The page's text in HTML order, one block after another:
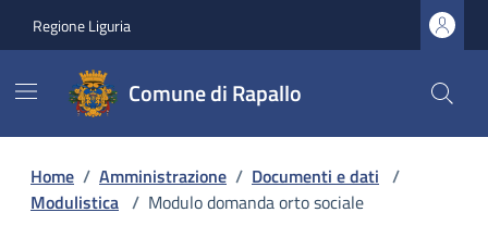
Regione Liguria
Comune di Rapallo
Home / Amministrazione / Documenti e dati /
Modulistica / Modulo domanda orto sociale